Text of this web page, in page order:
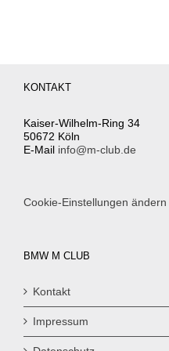
KONTAKT
Kaiser-Wilhelm-Ring 34
50672 Köln
E-Mail info@m-club.de
Cookie-Einstellungen ändern
BMW M CLUB
Kontakt
Impressum